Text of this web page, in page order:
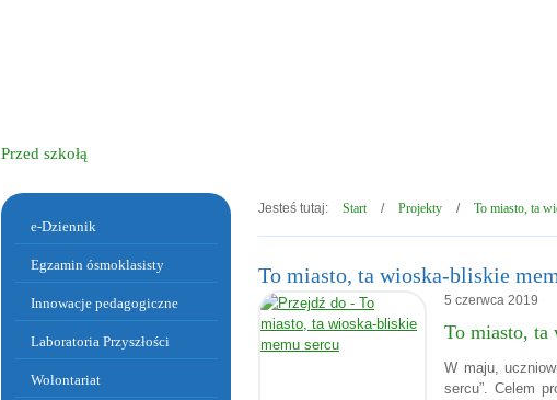
Przed szkołą
Menu dodatkowe
e-Dziennik
Egzamin ósmoklasisty
Innowacje pedagogiczne
Laboratoria Przyszłości
Wolontariat
Jesteś tutaj: Start / Projekty / To miasto, ta
To miasto, ta wioska-bliskie
Artykuły
5 czerwca 2019
To miasto, ta
W maju,
sercu”. Celem